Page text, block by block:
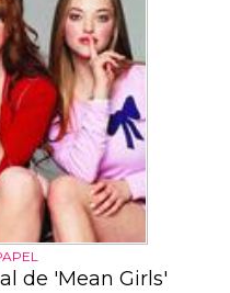
de 'Mean Girls'